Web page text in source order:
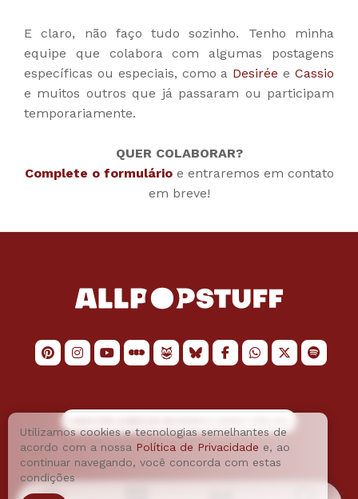
E claro, não faço tudo sozinho. Tenho minha
equipe que colabora com algumas postagens
específicas ou especiais, como a Desirée eCassio
e muitos outros que já passaram ou participam
temporariamente.
QUER COLABORAR?
Complete o formulárioe entraremos em contato
em breve!
Utilizamos cookies e tecnologias semelhantes de
acordo com a nossa Política de Privacidade e, ao
continuar navegando, você concorda com estas
condições